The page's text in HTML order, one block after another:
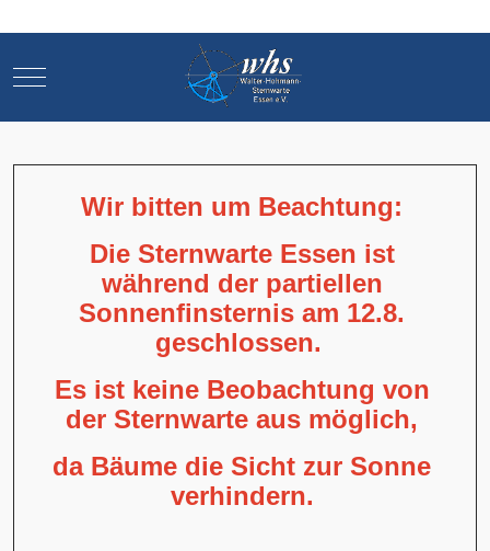
Mobile Menu Toggle
Wir bitten um Beachtung:
Die Sternwarte Essen ist
während der partiellen
Sonnenfinsternis am 12.8.
geschlossen.
Es ist keine Beobachtung von
der Sternwarte aus möglich,
da Bäume die Sicht zur Sonne
verhindern.